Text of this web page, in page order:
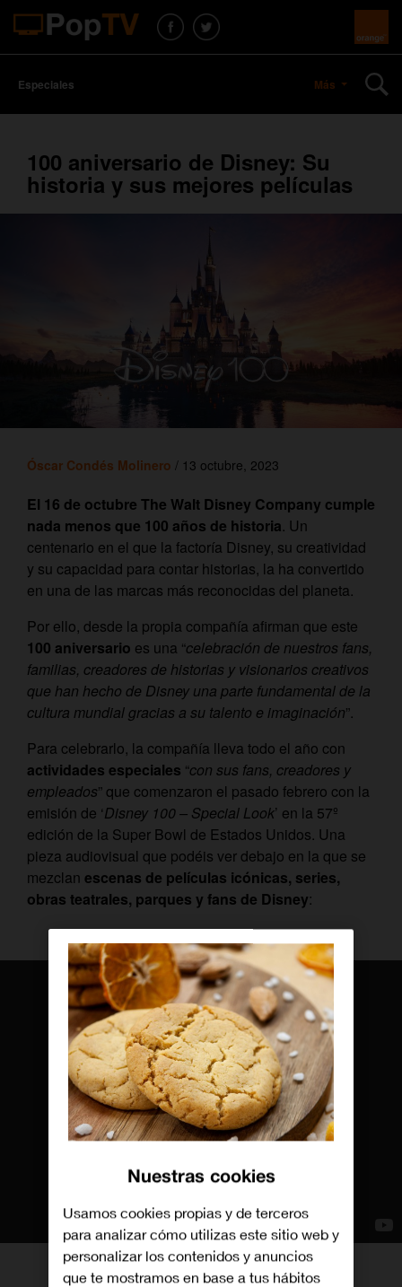
Especiales Más
100 aniversario de Disney: Su
historia y sus mejores películas
Óscar Condés Molinero / 13 octubre, 2023
El 16 de octubre The Walt Disney Company cumple
nada menos que 100 años de historia. Un
centenario en el que la factoría Disney, su creatividad
y su capacidad para contar historias, la ha convertido
en una de las marcas más reconocidas del planeta.
Por ello, desde la propia compañía afirman que este
100 aniversario es una “celebración de nuestros fans,
familias, creadores de historias y visionarios creativos
que han hecho de Disney una parte fundamental de la
cultura mundial gracias a su talento e imaginación”.
Para celebrarlo, la compañía lleva todo el año con
actividades especiales “con sus fans, creadores y
empleados” que comenzaron el pasado febrero con la
emisión de ‘Disney 100 – Special Look’ en la 57º
edición de la Super Bowl de Estados Unidos. Una
pieza audiovisual que podéis ver debajo en la que se
mezclan escenas de películas icónicas, series,
obras teatrales, parques y fans de Disney:
Nuestras cookies
Usamos cookies propias y de terceros
para analizar cómo utilizas este sitio web y
personalizar los contenidos y anuncios
que te mostramos en base a tus hábitos